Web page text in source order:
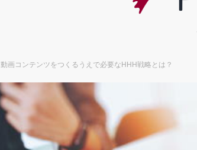
動画コンテンツをつくるうえで必要なHHH戦略とは？